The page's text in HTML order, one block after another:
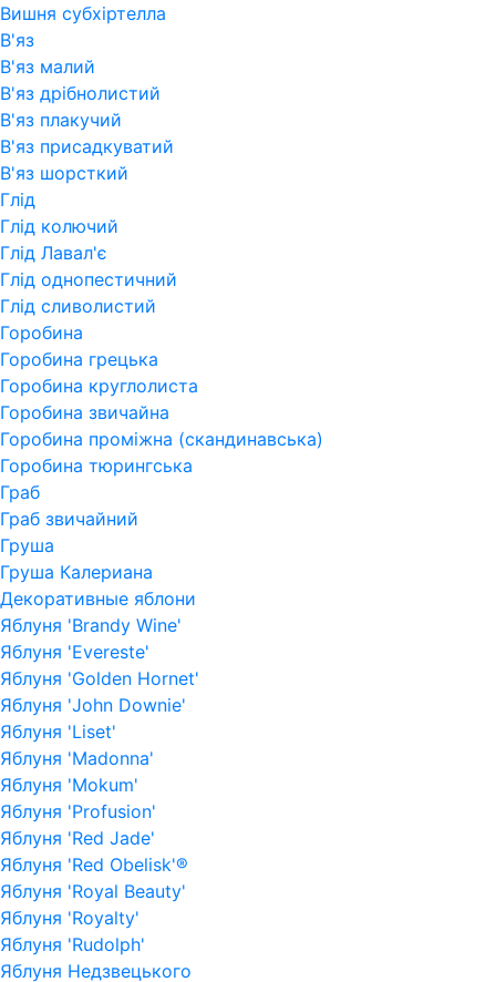
Вишня субхіртелла
В'яз
В'яз малий
В'яз дрібнолистий
В'яз плакучий
В'яз присадкуватий
В'яз шорсткий
Глід
Глід колючий
Глід Лавал'є
Глід однопестичний
Глід сливолистий
Горобина
Горобина грецька
Горобина круглолиста
Горобина звичайна
Горобина проміжна (скандинавська)
Горобина тюрингська
Граб
Граб звичайний
Груша
Груша Калериана
Декоративные яблони
Яблуня 'Brandy Wine'
Яблуня 'Evereste'
Яблуня 'Golden Hornet'
Яблуня 'John Downie'
Яблуня 'Liset'
Яблуня 'Madonna'
Яблуня 'Mokum'
Яблуня 'Profusion'
Яблуня 'Red Jade'
Яблуня 'Red Obelisk'®
Яблуня 'Royal Beauty'
Яблуня 'Royalty'
Яблуня 'Rudolph'
Яблуня Недзвецького